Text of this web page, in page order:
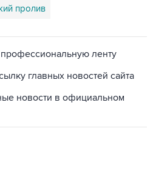
пролив
ленту
главных новостей сайта
новости в официальном